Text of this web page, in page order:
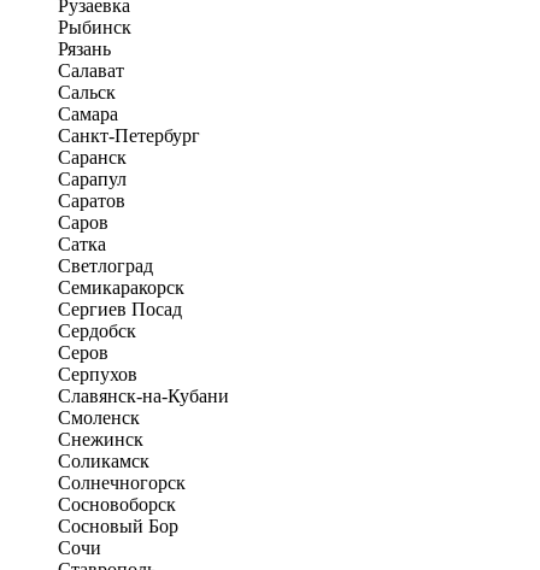
Рузаевка
Рыбинск
Рязань
Салават
Сальск
Самара
Санкт-Петербург
Саранск
Сарапул
Саратов
Саров
Сатка
Светлоград
Семикаракорск
Сергиев Посад
Сердобск
Серов
Серпухов
Славянск-на-Кубани
Смоленск
Снежинск
Соликамск
Солнечногорск
Сосновоборск
Сосновый Бор
Сочи